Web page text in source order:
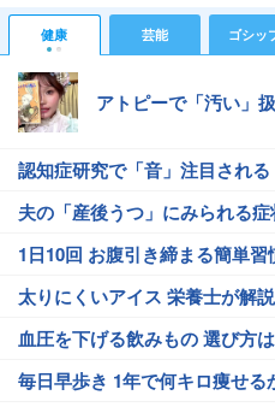
健康 芸能 ゴシッ
アトピーで「汚い」
認知症研究で「音」注目される
夫の「産後うつ」にみられる症
1日10回 お腹引き締まる簡単習
太りにくいアイス 栄養士が解説
血圧を下げる飲みもの 選び方は
毎日早歩き 1年で何キロ痩せる